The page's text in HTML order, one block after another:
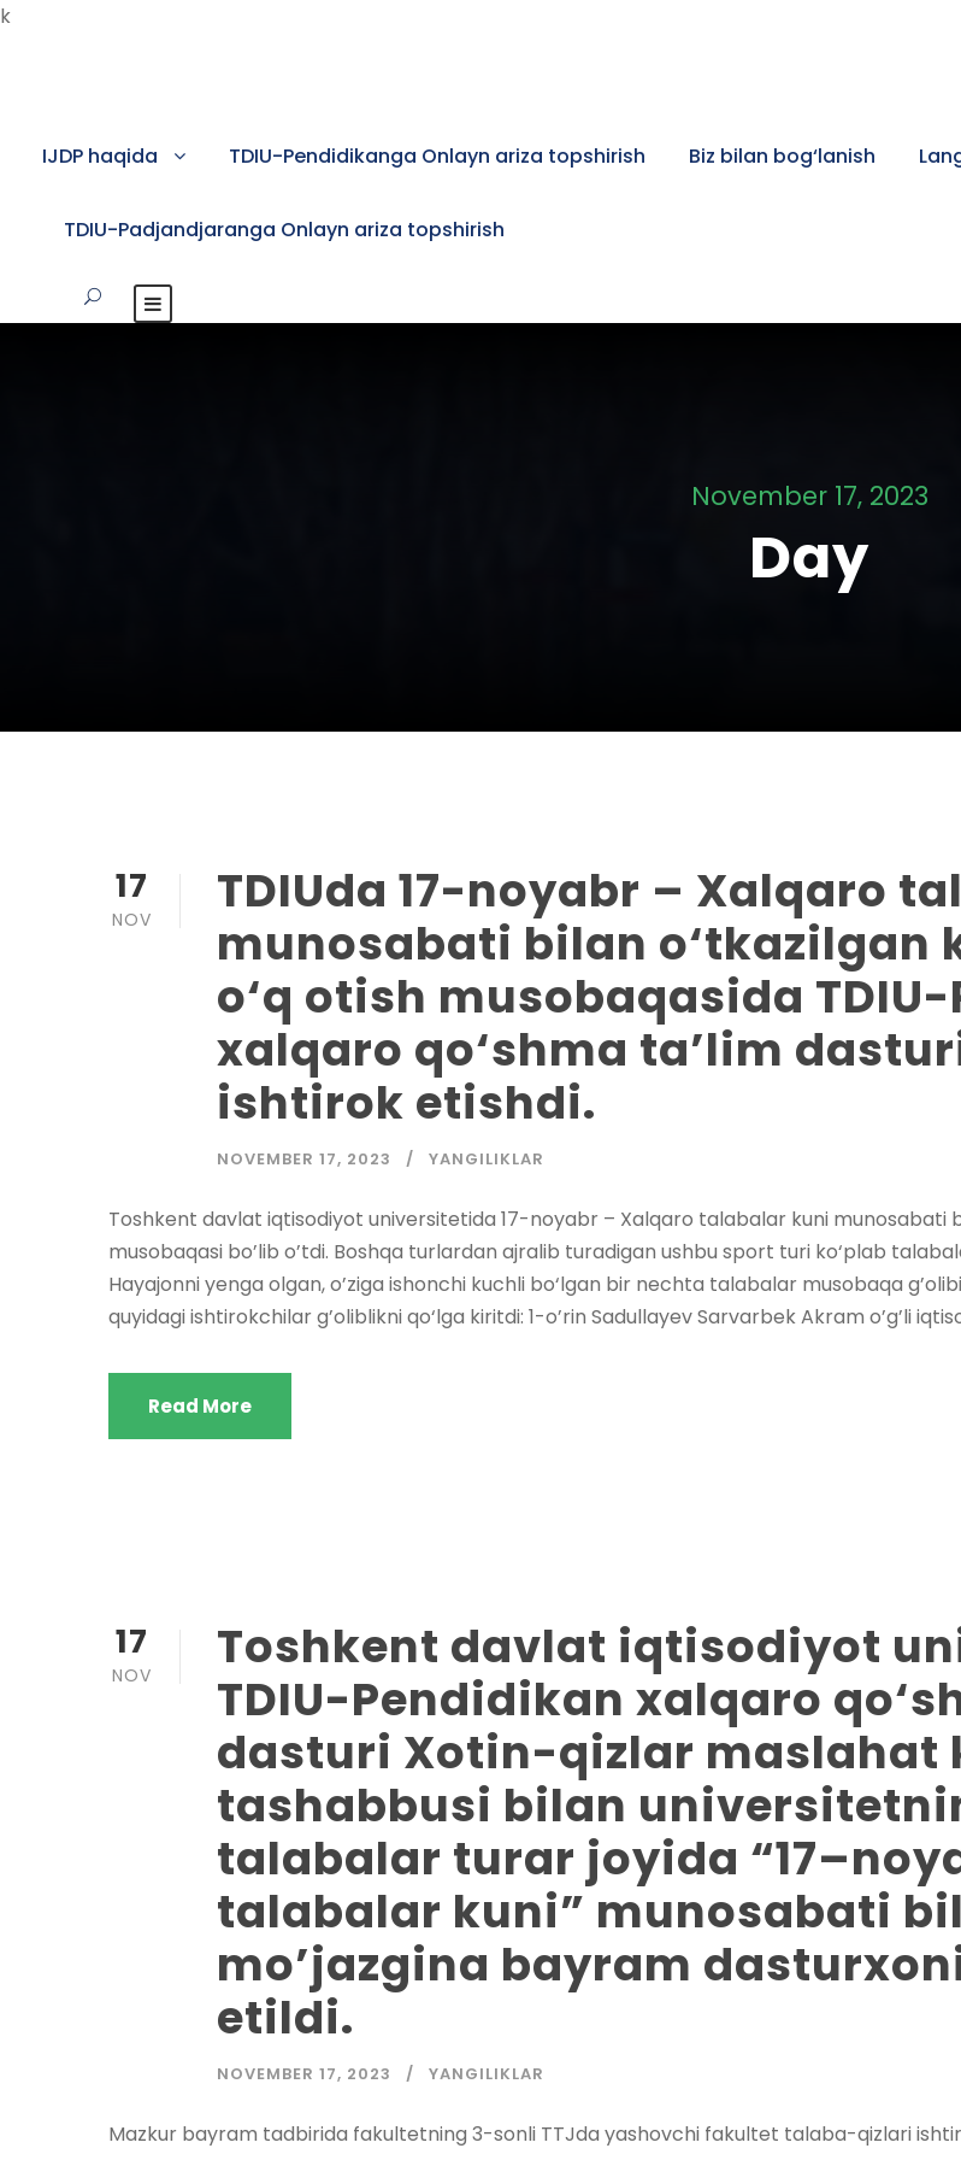
k
IJDP haqida TDIU-Pendidikanga Onlayn ariza topshirish Biz bilan bog‘lanish
TDIU-Padjandjaranga Onlayn ariza topshirish
November 17, 2023
Day
17
NOV
TDIUda 17-noyabr – Xalqaro
munosabati bilan o‘tkazilgan
o‘q otish musobaqasida
xalqaro qo‘shma ta’lim
ishtirok etishdi.
NOVEMBER 17, 2023 YANGILIKLAR
Toshkent davlat iqtisodiyot universitetida 17-noyabr – Xalqaro talabalar kuni munosabati
musobaqasi bo’lib o’tdi. Boshqa turlardan ajralib turadigan ushbu sport turi ko‘plab
Hayajonni yenga olgan, o’ziga ishonchi kuchli bo‘lgan bir nechta talabalar musobaqa
quyidagi ishtirokchilar g’oliblikni qo‘lga kiritdi: 1-o’rin Sadullayev Sarvarbek Akram o’g’li
Read More
17
NOV
Toshkent davlat iqtisodiyot
TDIU-Pendidikan xalqaro
dasturi Xotin-qizlar maslahat
tashabbusi bilan
talabalar turar joyida
talabalar kuni” munosabati
mo’jazgina bayram
etildi.
NOVEMBER 17, 2023 YANGILIKLAR
Mazkur bayram tadbirida fakultetning 3-sonli TTJda yashovchi fakultet talaba-qizlari